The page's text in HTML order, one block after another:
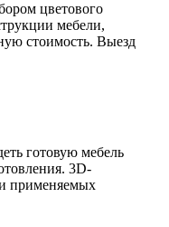
цветового
мебели,
стоимость. Выезд
готовую мебель
3D-
применяемых